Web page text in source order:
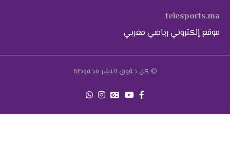
telesports.ma
موقع إلكتروني رياضي مغربي
© كل حقوق النشر محفوظة